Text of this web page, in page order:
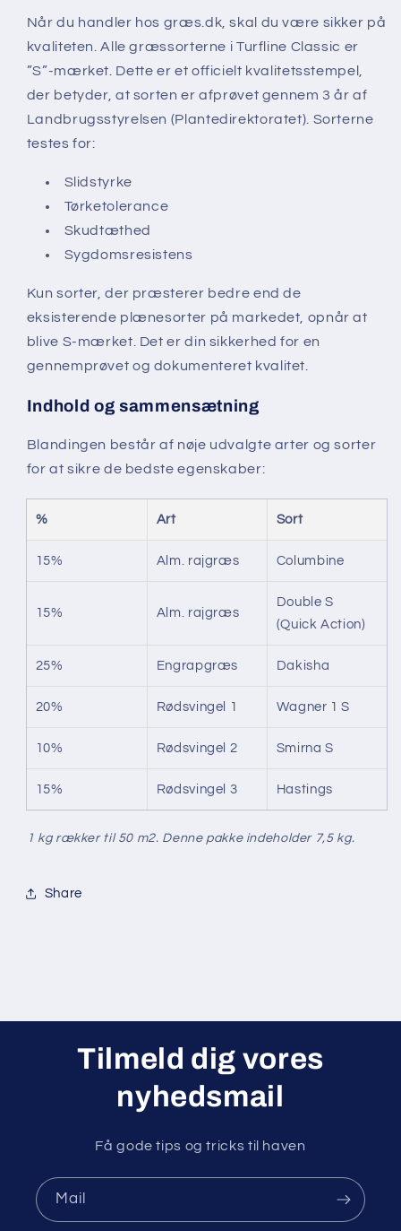
Når du handler hos græs.dk, skal du være sikker på
kvaliteten. Alle græssorterne i Turfline Classic er
”S”-mærket. Dette er et officielt kvalitetsstempel,
der betyder, at sorten er afprøvet gennem 3 år af
Landbrugsstyrelsen (Plantedirektoratet). Sorterne
testes for:
Slidstyrke
Tørketolerance
Skudtæthed
Sygdomsresistens
Kun sorter, der præsterer bedre end de
eksisterende plænesorter på markedet, opnår at
blive S-mærket. Det er din sikkerhed for en
gennemprøvet og dokumenteret kvalitet.
Indhold og sammensætning
Blandingen består af nøje udvalgte arter og sorter
for at sikre de bedste egenskaber:
% Art Sort
15% Alm. rajgræs Columbine
15% Alm. rajgræs
Double S
(Quick Action)
25% Engrapgræs Dakisha
20% Rødsvingel 1 Wagner 1 S
10% Rødsvingel 2 Smirna S
15% Rødsvingel 3 Hastings
1 kg rækker til 50 m2. Denne pakke indeholder 7,5 kg.
Share
Tilmeld dig vores
nyhedsmail
Få gode tips og tricks til haven
Mail